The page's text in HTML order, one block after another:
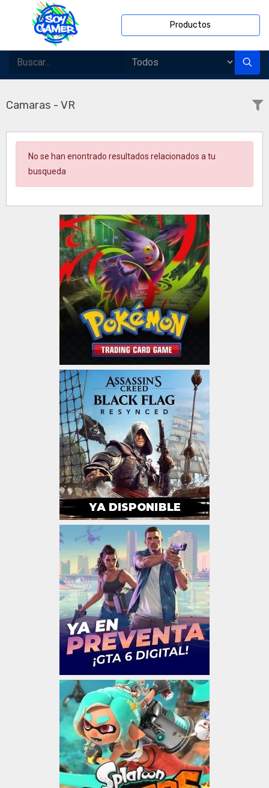
Productos
Camaras - VR
No se han enontrado resultados relacionados a tu
busqueda